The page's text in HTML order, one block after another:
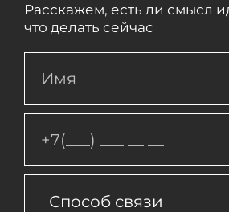
Расскажем, есть ли смысл
что делать сейчас
Способ связи